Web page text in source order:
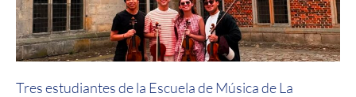
Tres estudiantes de la Escuela de Música de La